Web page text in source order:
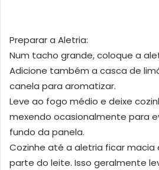
Preparar a Aletria:
Num tacho grande, coloque a
Adicione também a casca de
canela para aromatizar.
Leve ao fogo médio e deixe
mexendo ocasionalmente para
fundo da panela.
Cozinhe até a aletria ficar macia
parte do leite. Isso geralmente